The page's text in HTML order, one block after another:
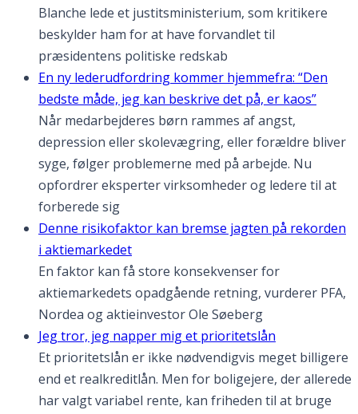
Blanche lede et justitsministerium, som kritikere
beskylder ham for at have forvandlet til
præsidentens politiske redskab
En ny lederudfordring kommer hjemmefra: “Den
bedste måde, jeg kan beskrive det på, er kaos”
Når medarbejderes børn rammes af angst,
depression eller skolevægring, eller forældre bliver
syge, følger problemerne med på arbejde. Nu
opfordrer eksperter virksomheder og ledere til at
forberede sig
Denne risikofaktor kan bremse jagten på rekorden
i aktiemarkedet
En faktor kan få store konsekvenser for
aktiemarkedets opadgående retning, vurderer PFA,
Nordea og aktieinvestor Ole Søeberg
Jeg tror, jeg napper mig et prioritetslån
Et prioritetslån er ikke nødvendigvis meget billigere
end et realkreditlån. Men for boligejere, der allerede
har valgt variabel rente, kan friheden til at bruge